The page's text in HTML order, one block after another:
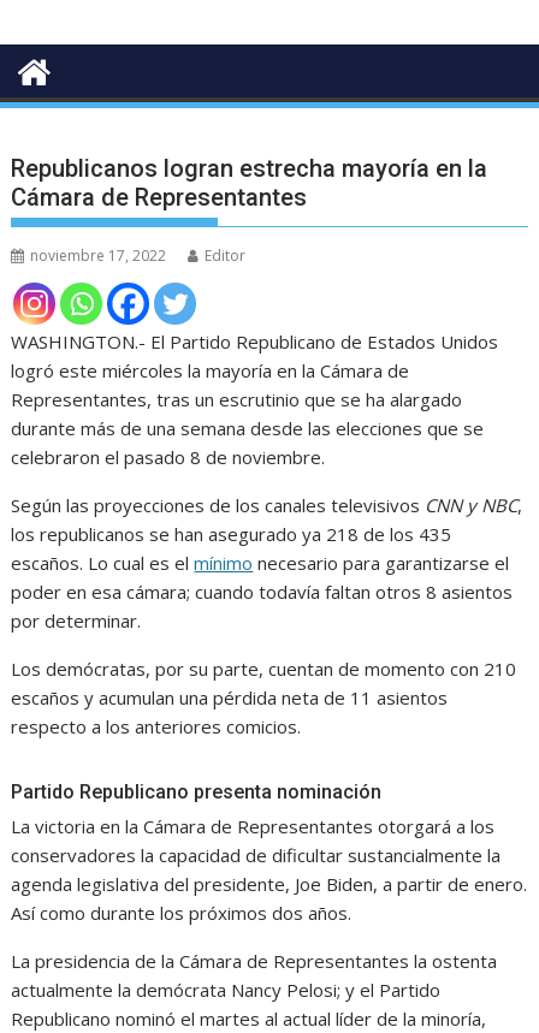
Republicanos logran estrecha mayoría en la
Cámara de Representantes
noviembre 17, 2022 Editor
WASHINGTON.- El Partido Republicano de Estados Unidos
logró este miércoles la mayoría en la Cámara de
Representantes, tras un escrutinio que se ha alargado
durante más de una semana desde las elecciones que se
celebraron el pasado 8 de noviembre.
Según las proyecciones de los canales televisivos CNN y NBC,
los republicanos se han asegurado ya 218 de los 435
escaños. Lo cual es elmínimo necesario para garantizarse el
poder en esa cámara; cuando todavía faltan otros 8 asientos
por determinar.
Los demócratas, por su parte, cuentan de momento con 210
escaños y acumulan una pérdida neta de 11 asientos
respecto a los anteriores comicios.
Partido Republicano presenta nominación
La victoria en la Cámara de Representantes otorgará a los
conservadores la capacidad de dificultar sustancialmente la
agenda legislativa del presidente, Joe Biden, a partir de enero.
Así como durante los próximos dos años.
La presidencia de la Cámara de Representantes la ostenta
actualmente la demócrata Nancy Pelosi; y el Partido
Republicano nominó el martes al actual líder de la minoría,